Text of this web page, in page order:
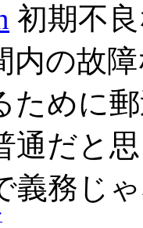
初期不
内の故
ために
通だと
義務じ